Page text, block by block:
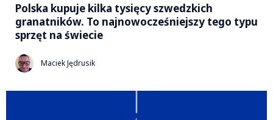
Polska kupuje kilka tysięcy szwedzkich
granatników. To najnowocześniejszy tego typu
sprzęt na świecie
Maciek Jędrusik